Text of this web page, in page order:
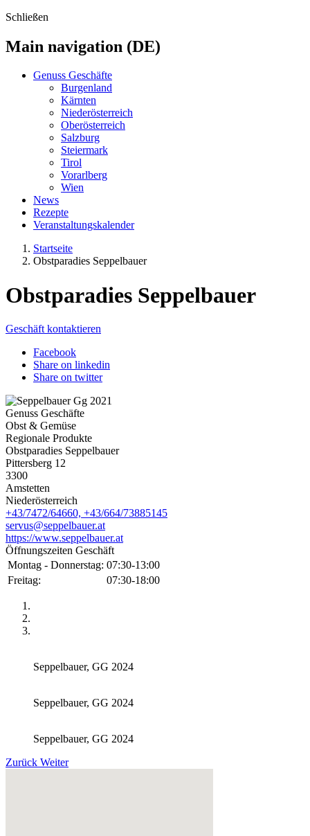
Schließen
Main navigation (DE)
Genuss Geschäfte
Burgenland
Kärnten
Niederösterreich
Oberösterreich
Salzburg
Steiermark
Tirol
Vorarlberg
Wien
News
Rezepte
Veranstaltungskalender
Startseite
Obstparadies Seppelbauer
Obstparadies Seppelbauer
Geschäft kontaktieren
Facebook
Share on linkedin
Share on twitter
Genuss Geschäfte
Obst & Gemüse
Regionale Produkte
Obstparadies Seppelbauer
Pittersberg 12
3300
Amstetten
Niederösterreich
+43/7472/64660, +43/664/73885145
servus@seppelbauer.at
https://www.seppelbauer.at
Öffnungszeiten Geschäft
Montag - Donnerstag: 07:30-13:00
Freitag:
07:30-18:00
Seppelbauer, GG 2024
Seppelbauer, GG 2024
Seppelbauer, GG 2024
Zurück Weiter